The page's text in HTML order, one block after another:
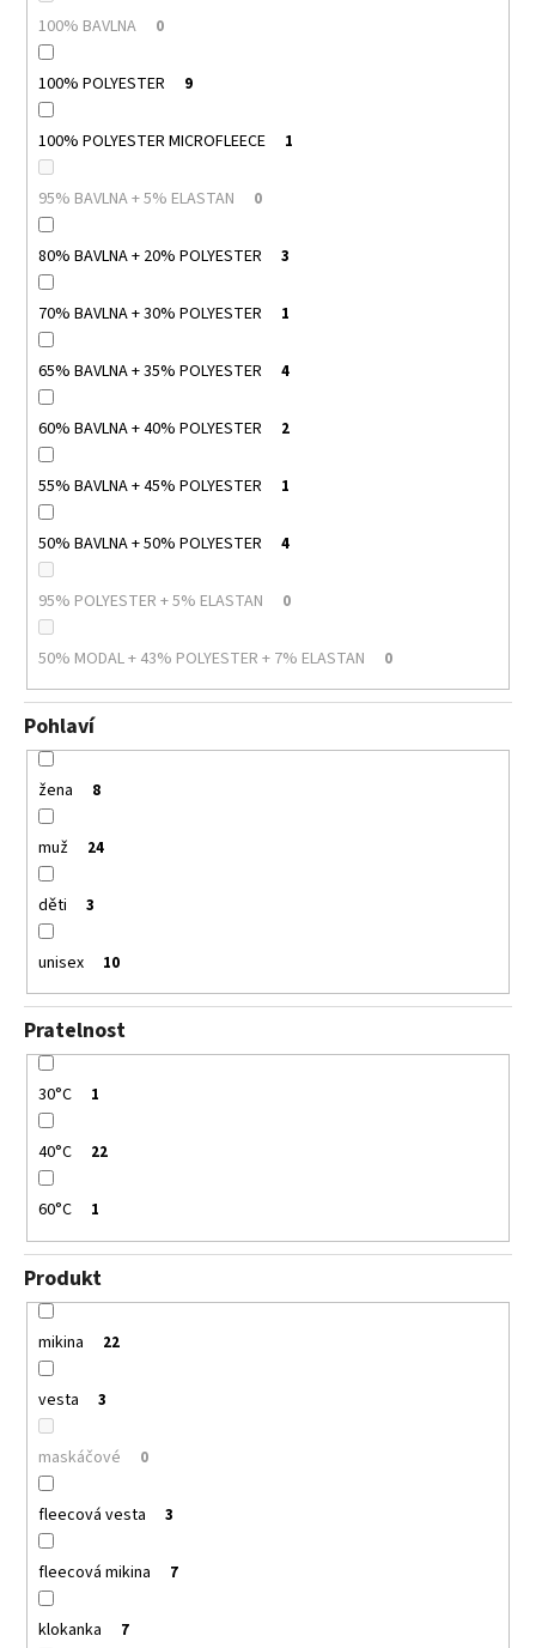
100% BAVLNA 0
100% POLYESTER 9
100% POLYESTER MICROFLEECE 1
95% BAVLNA + 5% ELASTAN 0
80% BAVLNA + 20% POLYESTER 3
70% BAVLNA + 30% POLYESTER 1
65% BAVLNA + 35% POLYESTER 4
60% BAVLNA + 40% POLYESTER 2
55% BAVLNA + 45% POLYESTER 1
50% BAVLNA + 50% POLYESTER 4
95% POLYESTER + 5% ELASTAN 0
50% MODAL + 43% POLYESTER + 7% ELASTAN 0
Pohlaví
žena 8
muž 24
děti 3
unisex 10
Pratelnost
30°C 1
40°C 22
60°C 1
Produkt
mikina 22
vesta 3
maskáčové 0
fleecová vesta 3
fleecová mikina 7
klokanka 7